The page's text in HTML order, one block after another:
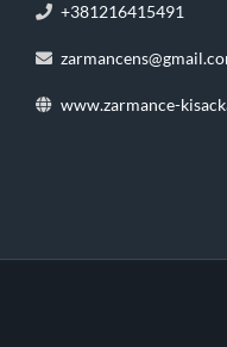
+381216415491
www.zarmance-